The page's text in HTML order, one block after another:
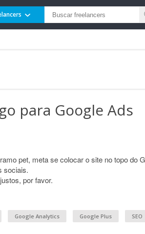
para Google Ads
pet, meta se colocar o site no topo do
sociais.
por favor.
Google Analytics Google Plus SEO